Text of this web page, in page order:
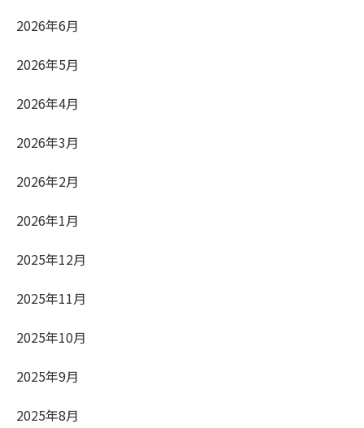
2026年6月
2026年5月
2026年4月
2026年3月
2026年2月
2026年1月
2025年12月
2025年11月
2025年10月
2025年9月
2025年8月